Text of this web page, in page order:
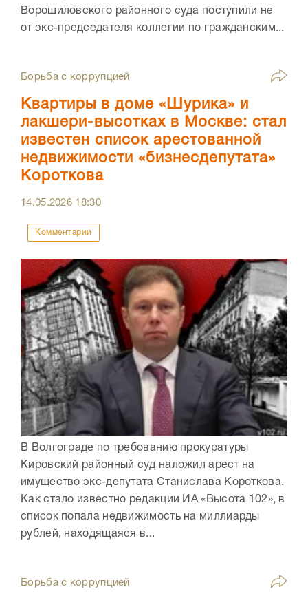
Ворошиловского районного суда поступили не
от экс-председателя коллегии по гражданским...
Борьба с коррупцией
Квартиры в доме «Шурика» и
лакшери-высотках в Москве: стал
известен список арестованной
недвижимости «бизнесдепутата»
Короткова
14.05.2026 18:30
Комментарии
В Волгограде по требованию прокуратуры
Кировский районный суд наложил арест на
имущество экс-депутата Станислава Короткова.
Как стало известно редакции ИА «Высота 102», в
список попала недвижимость на миллиарды
рублей, находящаяся в...
Борьба с коррупцией